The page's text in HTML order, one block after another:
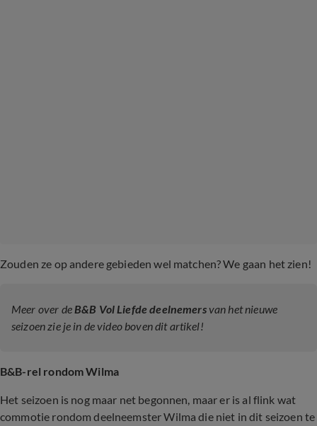
Zouden ze op andere gebieden wel matchen? We gaan het zien!
Meer over de B&B Vol Liefde deelnemersvan het nieuwe
seizoen zie je in de video boven dit artikel!
B&B-rel rondom Wilma
Het seizoen is nog maar net begonnen, maar er is al flink wat
commotie rondom deelneemster Wilma die niet in dit seizoen te